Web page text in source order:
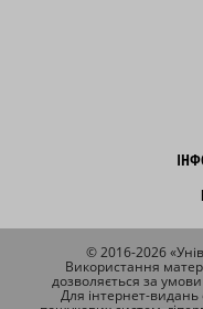
© 2016-2026
Використання
дозволяється за
Для інтернет-